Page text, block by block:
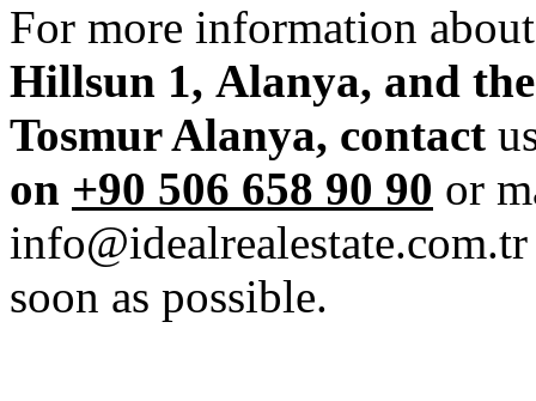
For more information about
Hillsun 1, Alanya, and
Tosmur Alanya, contact
on +90 506 658 90 90 or
soon as possible.